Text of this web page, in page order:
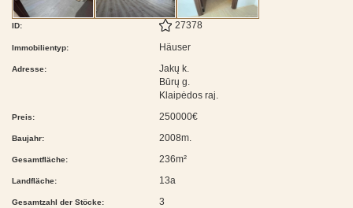
ID: 27378
Immobilientyp: Häuser
Adresse:
Jakų k.
Būrų g.
Klaipėdos raj.
Preis: 250000€
Baujahr: 2008m.
Gesamtfläche: 236m²
Landfläche: 13a
Gesamtzahl der Stöcke: 3